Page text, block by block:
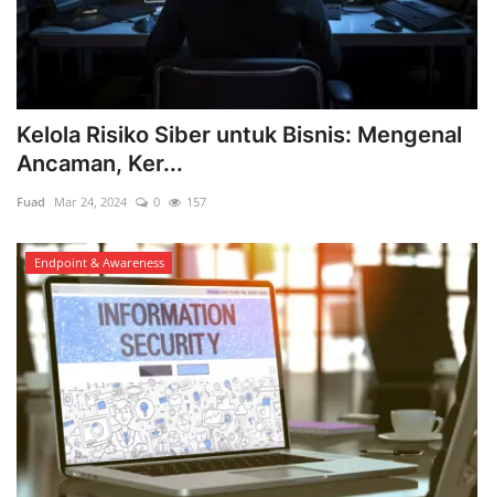
Kelola Risiko Siber untuk Bisnis: Mengenal
Ancaman, Ker...
Fuad Mar 24, 2024 0 157
Endpoint & Awareness